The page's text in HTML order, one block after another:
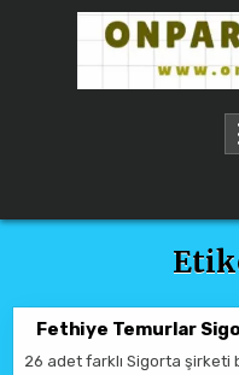
Skip to content
ONPARMAKNET
Fethiye Temurlar
26 adet farklı Sigorta şirketi